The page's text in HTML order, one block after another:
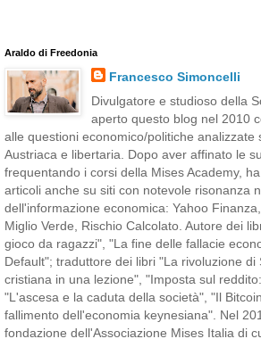
Araldo di Freedonia
Francesco Simoncelli
Divulgatore e studioso della
aperto questo blog nel 2010
alle questioni economico/politiche analizzate
Austriaca e libertaria. Dopo aver affinato le
frequentando i corsi della Mises Academy,
articoli anche su siti con notevole risonanza
dell'informazione economica: Yahoo
Miglio Verde, Rischio Calcolato. Autore dei
gioco da ragazzi", "La fine delle fallacie
Default"; traduttore dei libri "La rivoluzione di
cristiana in una lezione", "Imposta sul
"L'ascesa e la caduta della società", "Il
fallimento dell'economia keynesiana". Nel
fondazione dell'Associazione Mises Italia di